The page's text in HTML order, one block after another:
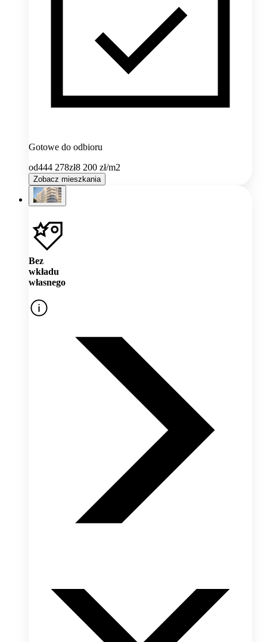
Gotowe do odbioru
od444 278zł8 200 zł/m2
Zobacz mieszkania
Bez
wkładu
własnego